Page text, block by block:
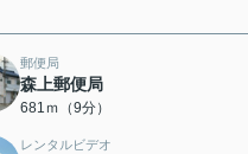
郵便局
森上郵便局
681ｍ（9分）
レンタルビデオ